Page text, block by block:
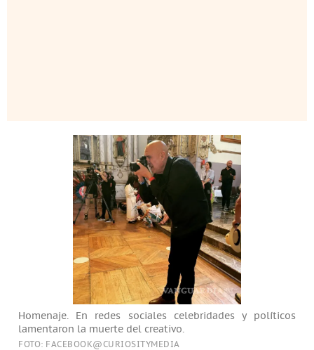
Homenaje. En redes sociales celebridades y políticos
lamentaron la muerte del creativo.
FOTO: FACEBOOK@CURIOSITYMEDIA